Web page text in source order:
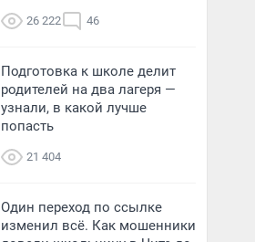
26 222 46
Подготовка к школе делит
родителей на два лагеря —
узнали, в какой лучше
попасть
21 404
Один переход по ссылке
изменил всё. Как мошенники